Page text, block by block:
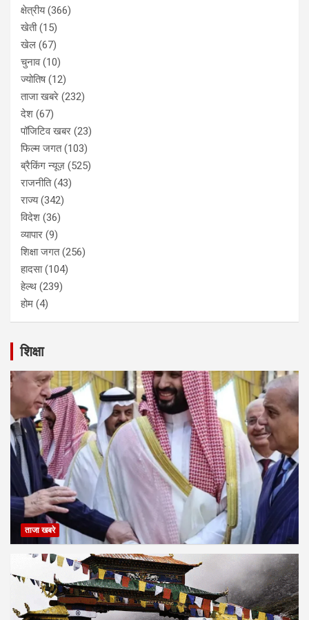
क्षेत्रीय(366)
खेती(15)
खेल (67)
चुनाव(10)
ज्योतिष(12)
ताजा खबरे (232)
देश (67)
पॉजिटिव खबर (23)
फिल्म जगत(103)
ब्रैकिंग न्यूज़ (525)
राजनीति(43)
राज्य(342)
विदेश (36)
व्यापार (9)
शिक्षा जगत(256)
हादसा(104)
हेल्थ (239)
होम (4)
शिक्षा
ताजा खबरे